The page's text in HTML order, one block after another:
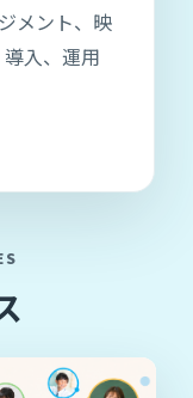
メント、映
入、運用